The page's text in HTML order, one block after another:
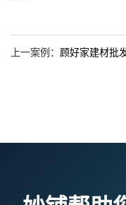
上一案例： 顾好家建材批